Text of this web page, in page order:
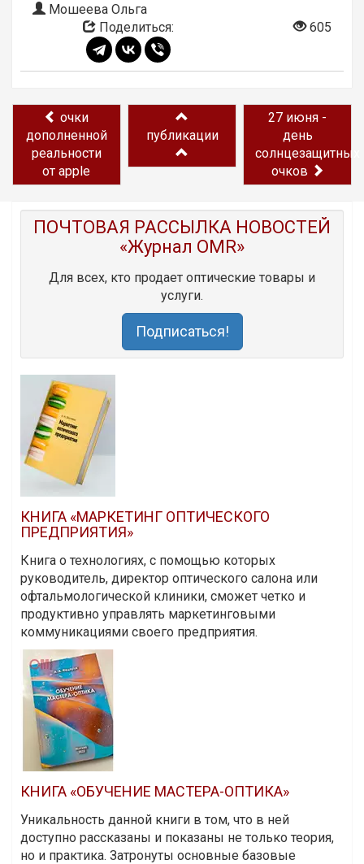
Мошеева Ольга
Поделиться:
605
очки
дополненной
реальности
от apple
публикации
27 июня -
день
солнцезащитных
очков
ПОЧТОВАЯ РАССЫЛКА НОВОСТЕЙ
«Журнал OMR»
Для всех, кто продает оптические товары и
услуги.
Подписаться!
КНИГА «МАРКЕТИНГ ОПТИЧЕСКОГО
ПРЕДПРИЯТИЯ»
Книга о технологиях, с помощью которых
руководитель, директор оптического салона или
офтальмологической клиники, сможет четко и
продуктивно управлять маркетинговыми
коммуникациями своего предприятия.
КНИГА «ОБУЧЕНИЕ МАСТЕРА-ОПТИКА»
Уникальность данной книги в том, что в ней
доступно рассказаны и показаны не только теория,
но и практика. Затронуты основные базовые